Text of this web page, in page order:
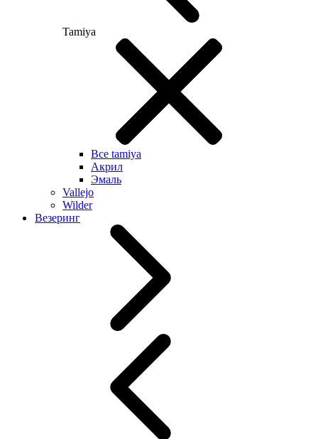
Tamiya
Все tamiya
Акрил
Эмаль
Vallejo
Wilder
Везеринг